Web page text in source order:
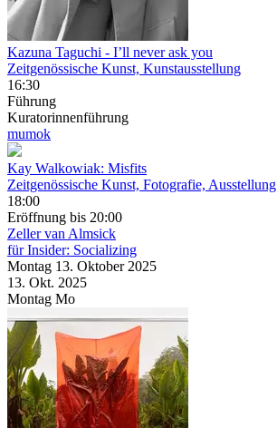
Kazuna Taguchi- I’ll never ask you
Zeitgenössische Kunst, Kunstausstellung
16:30
Führung
Kuratorinnenführung
mumok
Kay Walkowiak: Misfits
Zeitgenössische Kunst, Fotografie, Ausstellung
18:00
Eröffnung bis 20:00
Zeller van Almsick
für Insider: Socializing
Montag 13. Oktober2025
13. Okt. 2025
Montag Mo